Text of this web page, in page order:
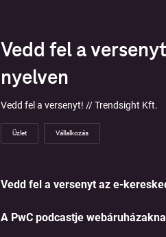
Vedd fel a
nyelven
Vedd fel a versenyt! // Trendsight Kft.
Üzlet Vállalkozás
Vedd fel a versenyt az
A PwC podcastje